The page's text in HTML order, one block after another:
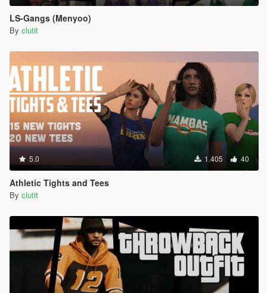
LS-Gangs (Menyoo)
By clutit
5.0 1.405 40
Athletic Tights and Tees
By clutit